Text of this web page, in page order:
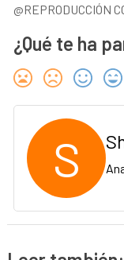
@REPRODUCCIÓN
¿Qué te ha
S